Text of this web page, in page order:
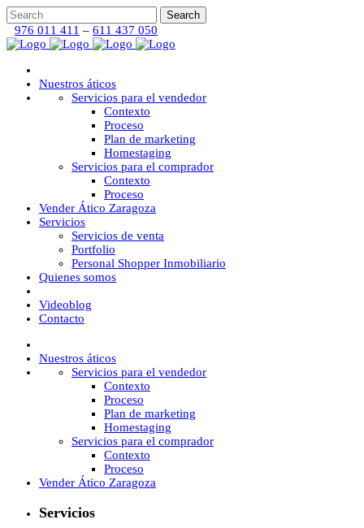
976 011 411 – 611 437 050
Nuestros áticos
Servicios para el vendedor
Contexto
Proceso
Plan de marketing
Homestaging
Servicios para el comprador
Contexto
Proceso
Vender Ático Zaragoza
Servicios
Servicios de venta
Portfolio
Personal Shopper Inmobiliario
Quienes somos
Videoblog
Contacto
Nuestros áticos
Servicios para el vendedor
Contexto
Proceso
Plan de marketing
Homestaging
Servicios para el comprador
Contexto
Proceso
Vender Ático Zaragoza
Servicios